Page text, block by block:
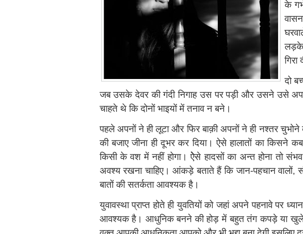
के
लड़के
दो
जब उसके देवर की गंदी निगाह उस पर पड़ी और उसने उसे
चाहते थे कि दोनों भाइयों में तनाव न बने।
पहले अपनों ने ही लूटा और फिर बाक़ी अपनों ने ही नश्तर
की बजाए जीना ही दूभर कर दिया। ऐसे हालातों का किसने
किसी के वश में नहीं होगा। ऐेसे हादसों का अन्त होना तो
अवश्य रखना चाहिए। आंकड़े बताते हैं कि जान-पहचान वालों,
बातों की सतर्कता आवश्यक है।
युवावस्था प्राप्त होते ही युवतियों को जहां अपने पहनावे पर
आवश्यक है। आधुनिक बनने की होड़ में बहुत तंग कपड़े या